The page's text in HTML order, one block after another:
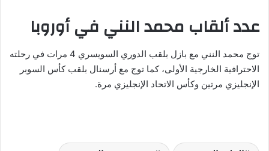
عدد ألقاب محمد النني في أوروبا
توج محمد النني مع بازل بلقب الدوري السويسري 4 مرات في رحلته
الاحترافية الخارجية الأولى، كما توج مع أرسنال بلقب كأس السوبر
الإنجليزي مرتين وكأس الاتحاد الإنجليزي مرة.